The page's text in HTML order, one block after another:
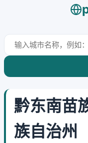
黔东南苗
族自治州